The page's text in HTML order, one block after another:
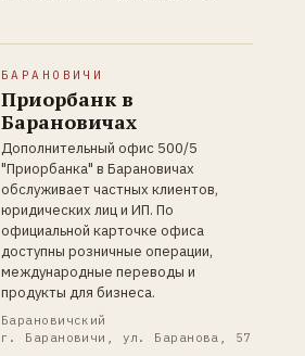
БАРАНОВИЧИ
Приорбанк в
Барановичах
Дополнительный офис 500/5
"Приорбанка" в Барановичах
обслуживает частных клиентов,
юридических лиц и ИП. По
официальной карточке офиса
доступны розничные операции,
международные переводы и
продукты для бизнеса.
Барановичский
г. Барановичи, ул. Баранова, 57